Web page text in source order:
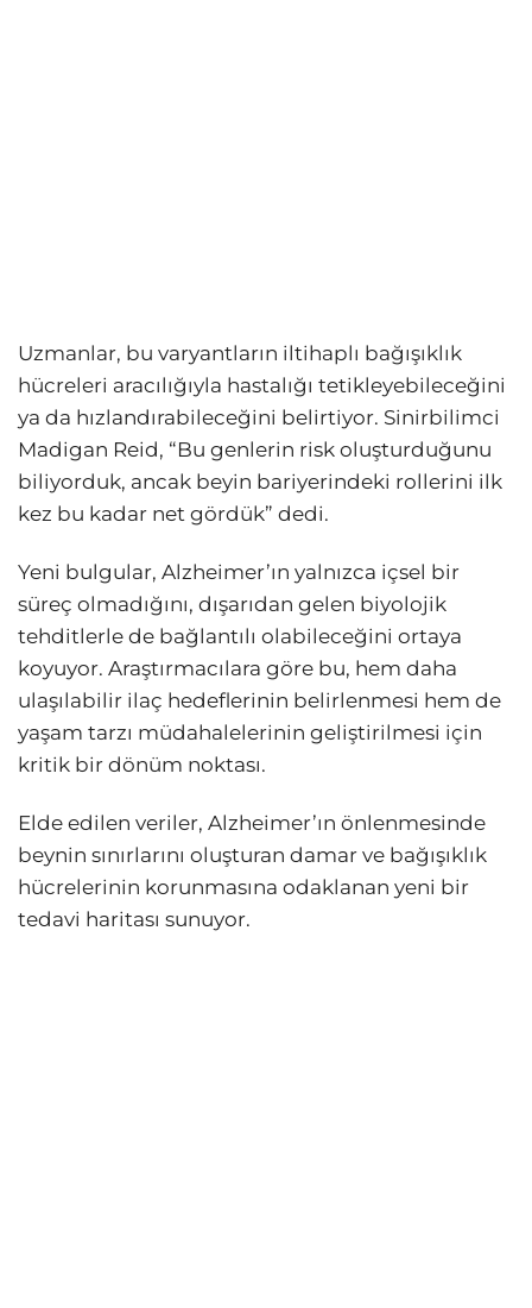
Uzmanlar, bu varyantların iltihaplı bağışıklık
hücreleri aracılığıyla hastalığı tetikleyebileceğini
ya da hızlandırabileceğini belirtiyor. Sinirbilimci
Madigan Reid, “Bu genlerin risk oluşturduğunu
biliyorduk, ancak beyin bariyerindeki rollerini ilk
kez bu kadar net gördük” dedi.
Yeni bulgular, Alzheimer’ın yalnızca içsel bir
süreç olmadığını, dışarıdan gelen biyolojik
tehditlerle de bağlantılı olabileceğini ortaya
koyuyor. Araştırmacılara göre bu, hem daha
ulaşılabilir ilaç hedeflerinin belirlenmesi hem de
yaşam tarzı müdahalelerinin geliştirilmesi için
kritik bir dönüm noktası.
Elde edilen veriler, Alzheimer’ın önlenmesinde
beynin sınırlarını oluşturan damar ve bağışıklık
hücrelerinin korunmasına odaklanan yeni bir
tedavi haritası sunuyor.